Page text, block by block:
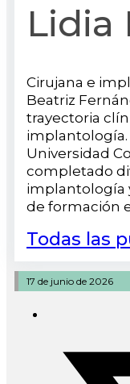
Lidia
Cirujana e
Beatriz
trayectoria
implantología.
Universidad
completado
implantología
de formación
Todas las
17 de junio de 2026